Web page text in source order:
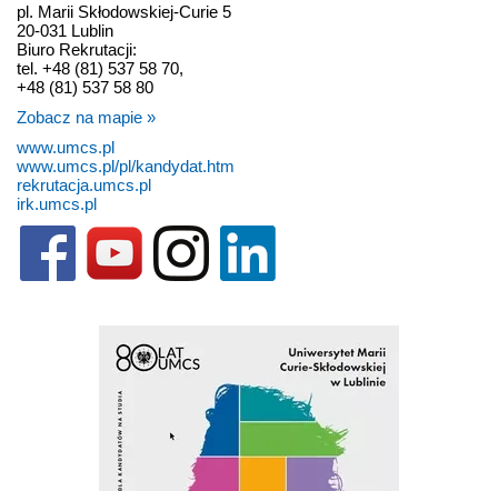
pl. Marii Skłodowskiej-Curie 5
20-031 Lublin
Biuro Rekrutacji:
tel. +48 (81) 537 58 70,
+48 (81) 537 58 80
Zobacz na mapie »
www.umcs.pl
www.umcs.pl/pl/kandydat.htm
rekrutacja.umcs.pl
irk.umcs.pl